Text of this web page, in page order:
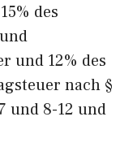
des
und 12% des
nach §
und 8-12 und